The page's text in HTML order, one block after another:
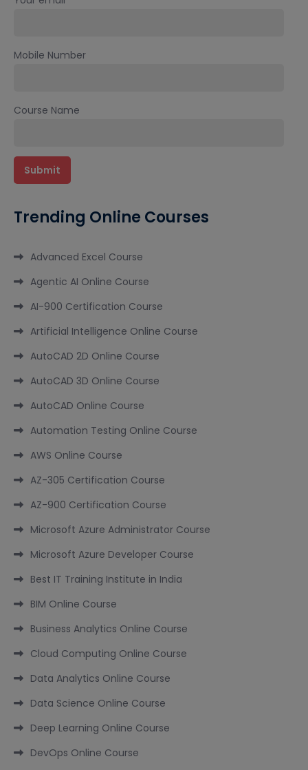
Mobile Number
Course Name
Trending Online Courses
Advanced Excel Course
Agentic AI Online Course
AI-900 Certification Course
Artificial Intelligence Online Course
AutoCAD 2D Online Course
AutoCAD 3D Online Course
AutoCAD Online Course
Automation Testing Online Course
AWS Online Course
AZ-305 Certification Course
AZ-900 Certification Course
Microsoft Azure Administrator Course
Microsoft Azure Developer Course
Best IT Training Institute in India
BIM Online Course
Business Analytics Online Course
Cloud Computing Online Course
Data Analytics Online Course
Data Science Online Course
Deep Learning Online Course
DevOps Online Course